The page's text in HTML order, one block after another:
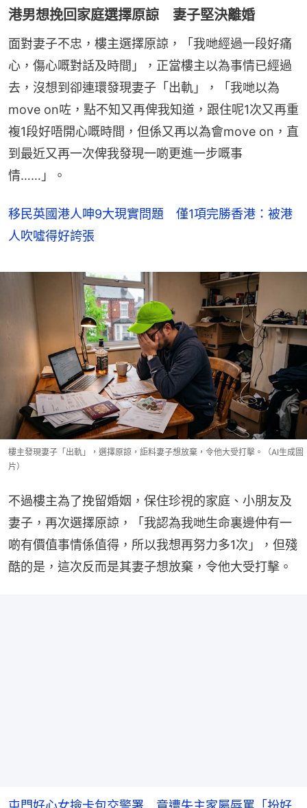
港男想挽回家庭選擇原諒 妻子堅決離婚
面對妻子不忠，樓主選擇原諒，「我哋經過一段好痛
心，傷心嘅對話及時間」，正當樓主以為事情已經過
去，沒想到卻連環發現妻子「出軌」，「我哋以為
move on咗，點不知又再俾我知道，跟住呢1次又再重
複1段好唔開心嘅時間，但係又再以為會move on，直
到最近又再一次俾我發現一啲更進一步嘅事
情……」。
移民英國港人呻9大現實問題 僅1項完勝香港：被港
人吹噓得好誇張
樓主發現妻子「出軌」，選擇原諒，詎料妻子想放棄，令他大受打擊。（AI生成圖
片）
不過樓主為了挽留婚姻，保住珍視的家庭、小朋友及
妻子，再次選擇原諒，「我認為我哋生命裏邊仲有一
啲有價值事情係值得，所以我想再努力多1次」，但殘
酷的是，這次反而是其妻子想放棄，令他大受打擊。